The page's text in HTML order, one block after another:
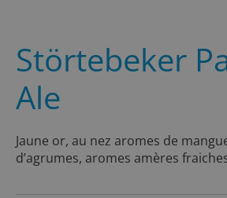
Störtebeker
Ale
Jaune or, au nez aromes de
d’agrumes, aromes amères